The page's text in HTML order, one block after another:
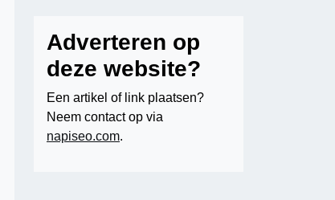
Adverteren op
deze website?
Een artikel of link plaatsen?
Neem contact op via
napiseo.com.